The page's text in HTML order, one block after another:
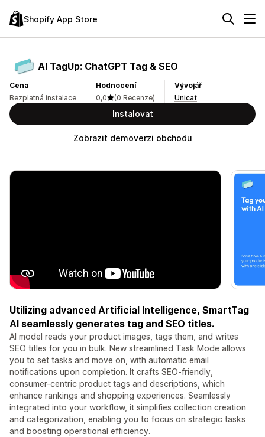
Shopify App Store
AI TagUp: ChatGPT Tag & SEO
Cena
Bezplatná instalace
Hodnocení
0,0
(0 Recenze)
Vývojář
Unicat
Instalovat
Zobrazit demoverzi obchodu
Utilizing advanced Artificial Intelligence, SmartTag
AI seamlessly generates tag and SEO titles.
AI model reads your product images, tags them, and writes
SEO titles for you in bulk. New streamlined Task Mode allows
you to set tasks and move on, with automatic email
notifications upon completion. It crafts SEO-friendly,
consumer-centric product tags and descriptions, which
enhance rankings and shopping experiences. Seamlessly
integrated into your workflow, it simplifies collection creation
and categorization, enabling you to focus on strategic tasks
and boosting operational efficiency.